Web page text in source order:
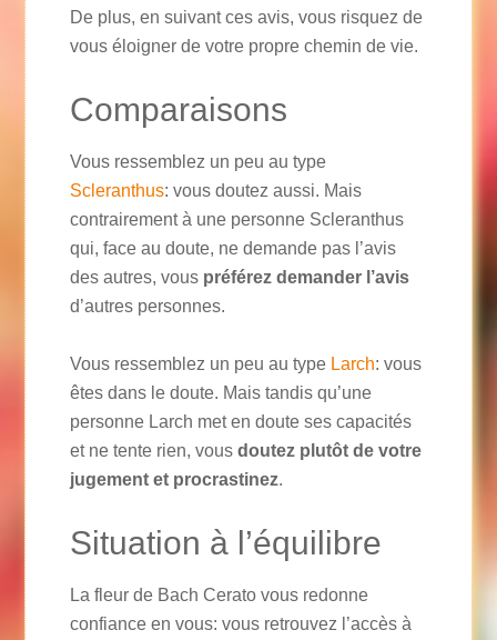
De plus, en suivant ces avis, vous risquez de
vous éloigner de votre propre chemin de vie.
Comparaisons
Vous ressemblez un peu au type
Scleranthus: vous doutez aussi. Mais
contrairement à une personne Scleranthus
qui, face au doute, ne demande pas l’avis
des autres, vous préférez demander l’avis
d’autres personnes.
Vous ressemblez un peu au type Larch: vous
êtes dans le doute. Mais tandis qu’une
personne Larch met en doute ses capacités
et ne tente rien, vousdoutez plutôt de votre
jugement et procrastinez.
Situation à l’équilibre
La fleur de Bach Cerato vous redonne
confiance en vous: vous retrouvez l’accès à